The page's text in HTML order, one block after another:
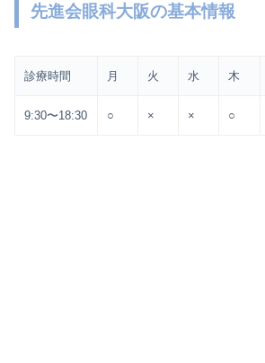
先進会眼科大阪の基本情報
診療時間 月 火 水 木
9:30〜18:30 ○ × × ○